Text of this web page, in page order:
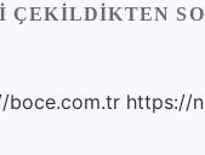
ÇEKILDIKTEN
boce.com.tr https://